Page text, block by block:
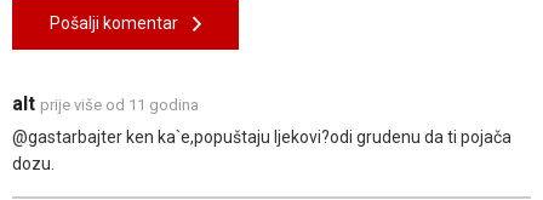
Pošalji komentar
alt prije više od 11 godina
@gastarbajter ken ka`e,popuštaju ljekovi?odi grudenu da ti pojača
dozu.